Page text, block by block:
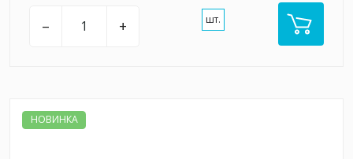
– + шт.
НОВИНКА